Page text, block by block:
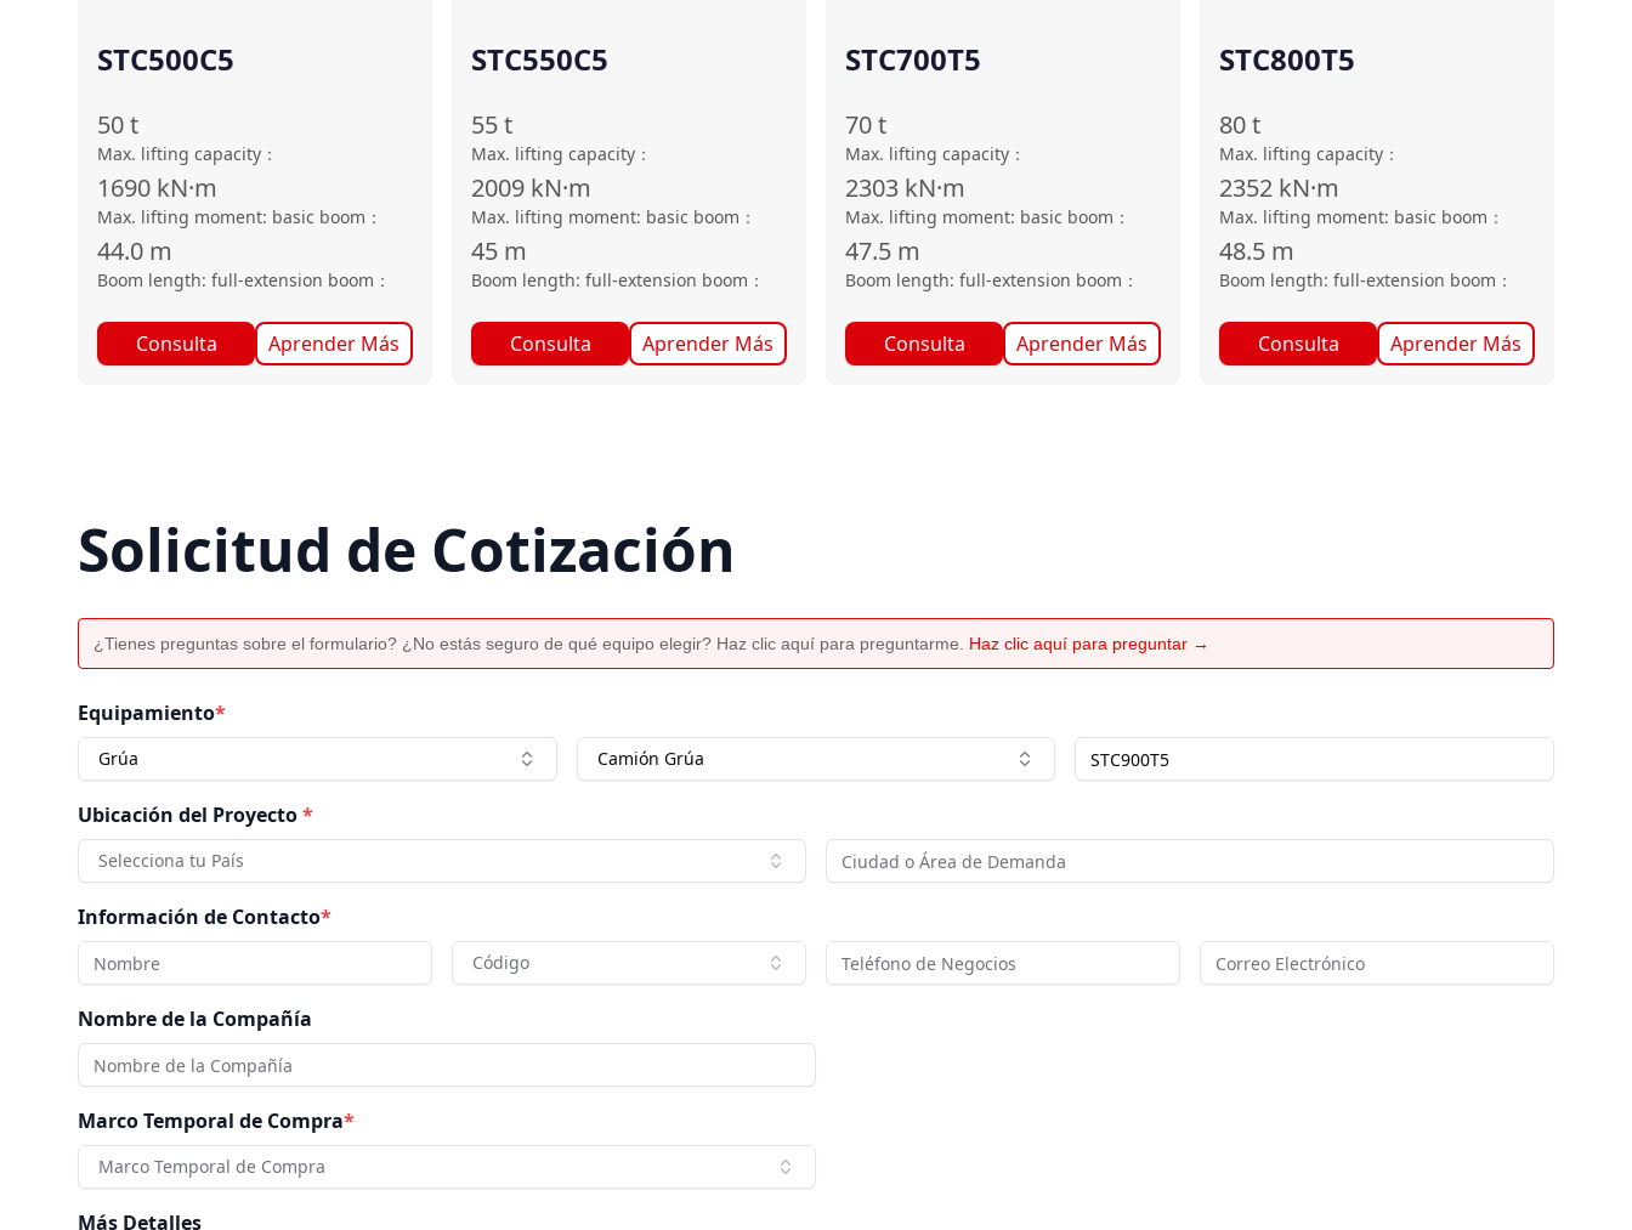
STC500C5
50t
Max. lifting capacity ：
1690 kN·m
Max. lifting moment: basic boom ：
44.0 m
Boom length: full-extension boom ：
Consulta Aprender Más
STC550C5
55t
Max. lifting capacity ：
2009 kN·m
Max. lifting moment: basic boom ：
45 m
Boom length: full-extension boom ：
Consulta Aprender Más
STC700T5
70t
Max. lifting capacity ：
2303 kN·m
Max. lifting moment: basic boom ：
47.5 m
Boom length: full-extension boom ：
Consulta Aprender Más
STC800T5
80t
Max. lifting capacity ：
2352 kN·m
Max. lifting moment: basic boom ：
48.5 m
Boom length: full-extension boom ：
Consulta Aprender Más
Solicitud de Cotización
¿Tienes preguntas sobre el formulario? ¿No estás seguro de qué equipo elegir? Haz clic aquí para preguntarme. Haz clic aquí para preguntar →
Equipamiento*
Grúa Camión Grúa
Ubicación del Proyecto*
Selecciona tu País
Información de Contacto*
Código
Nombre de la Compañía
Marco Temporal de Compra*
Marco Temporal de Compra
Más Detalles